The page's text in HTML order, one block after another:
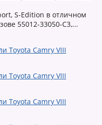
S-Edition в отличном
55012-33050-C3,...